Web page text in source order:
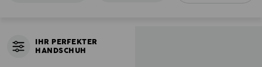
IHR PERFEKTER
HANDSCHUH